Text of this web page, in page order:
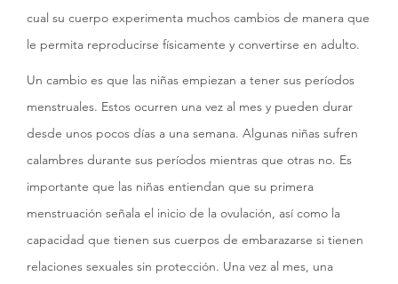
cual su cuerpo experimenta muchos cambios de manera que
le permita reproducirse físicamente y convertirse en adulto.
Un cambio es que las niñas empiezan a tener sus períodos
menstruales. Estos ocurren una vez al mes y pueden durar
desde unos pocos días a una semana. Algunas niñas sufren
calambres durante sus períodos mientras que otras no. Es
importante que las niñas entiendan que su primera
menstruación señala el inicio de la ovulación, así como la
capacidad que tienen sus cuerpos de embarazarse si tienen
relaciones sexuales sin protección. Una vez al mes, una